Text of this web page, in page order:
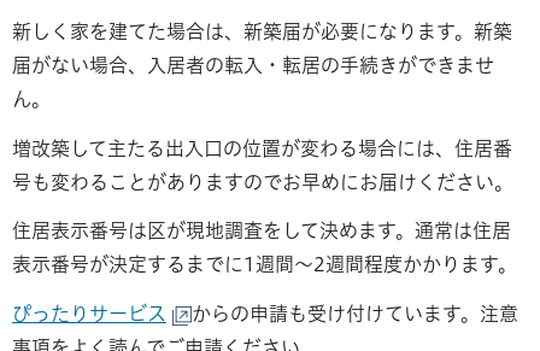
新しく家を建てた場合は、新築届が必要になります。新築
届がない場合、入居者の転入・転居の手続きができませ
ん。
増改築して主たる出入口の位置が変わる場合には、住居番
号も変わることがありますのでお早めにお届けください。
住居表示番号は区が現地調査をして決めます。通常は住居
表示番号が決定するまでに1週間～2週間程度かかります。
ぴったりサービス
からの申請も受け付けています。注意